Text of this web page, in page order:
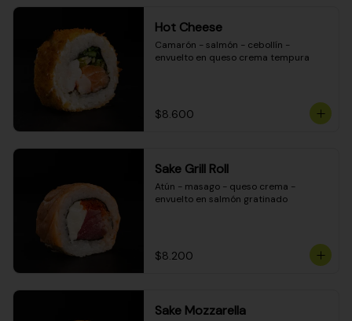
Hot Cheese
Camarón - salmón - cebollín -
envuelto en queso crema tempura
$8.600
Sake Grill Roll
Atún - masago - queso crema -
envuelto en salmón gratinado
$8.200
Sake Mozzarella